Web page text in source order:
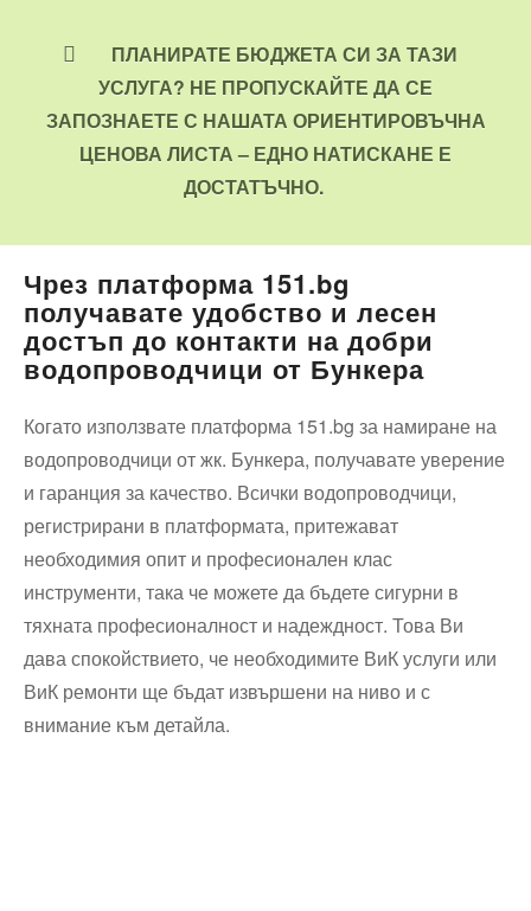
ПЛАНИРАТЕ БЮДЖЕТА СИ ЗА ТАЗИ
УСЛУГА? НЕ ПРОПУСКАЙТЕ ДА СЕ
ЗАПОЗНАЕТЕ С НАШАТА ОРИЕНТИРОВЪЧНА
ЦЕНОВА ЛИСТА – ЕДНО НАТИСКАНЕ Е
ДОСТАТЪЧНО.
Чрез платформа 151.bg
получавате удобство и лесен
достъп до контакти на добри
водопроводчици от Бункера
Когато използвате платформа 151.bg за намиране на
водопроводчици от жк. Бункера, получавате уверение
и гаранция за качество. Всички водопроводчици,
регистрирани в платформата, притежават
необходимия опит и професионален клас
инструменти, така че можете да бъдете сигурни в
тяхната професионалност и надеждност. Това Ви
дава спокойствието, че необходимите ВиК услуги или
ВиК ремонти ще бъдат извършени на ниво и с
внимание към детайла.